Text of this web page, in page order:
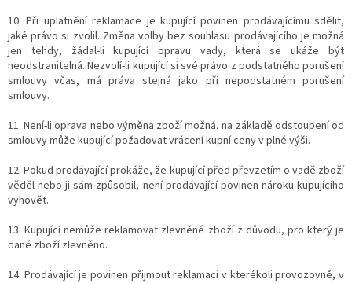
10. Při uplatnění reklamace je kupující povinen prodávajícímu sdělit,
jaké právo si zvolil. Změna volby bez souhlasu prodávajícího je možná
jen tehdy, žádal-li kupující opravu vady, která se ukáže být
neodstranitelná. Nezvolí-li kupující si své právo z podstatného porušení
smlouvy včas, má práva stejná jako při nepodstatném porušení
smlouvy.
11. Není-li oprava nebo výměna zboží možná, na základě odstoupení od
smlouvy může kupující požadovat vrácení kupní ceny v plné výši.
12. Pokud prodávající prokáže, že kupující před převzetím o vadě zboží
věděl nebo ji sám způsobil, není prodávající povinen nároku kupujícího
vyhovět.
13. Kupující nemůže reklamovat zlevněné zboží z důvodu, pro který je
dané zboží zlevněno.
14. Prodávající je povinen přijmout reklamaci v kterékoli provozovně, v